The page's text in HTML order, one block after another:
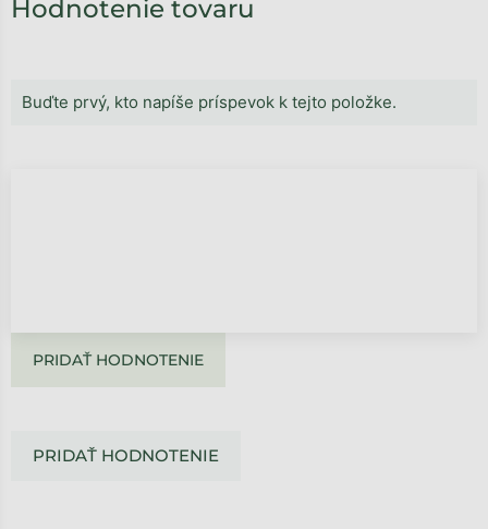
Hodnotenie tovaru
Buďte prvý, kto napíše príspevok k tejto položke.
PRIDAŤ HODNOTENIE
PRIDAŤ HODNOTENIE